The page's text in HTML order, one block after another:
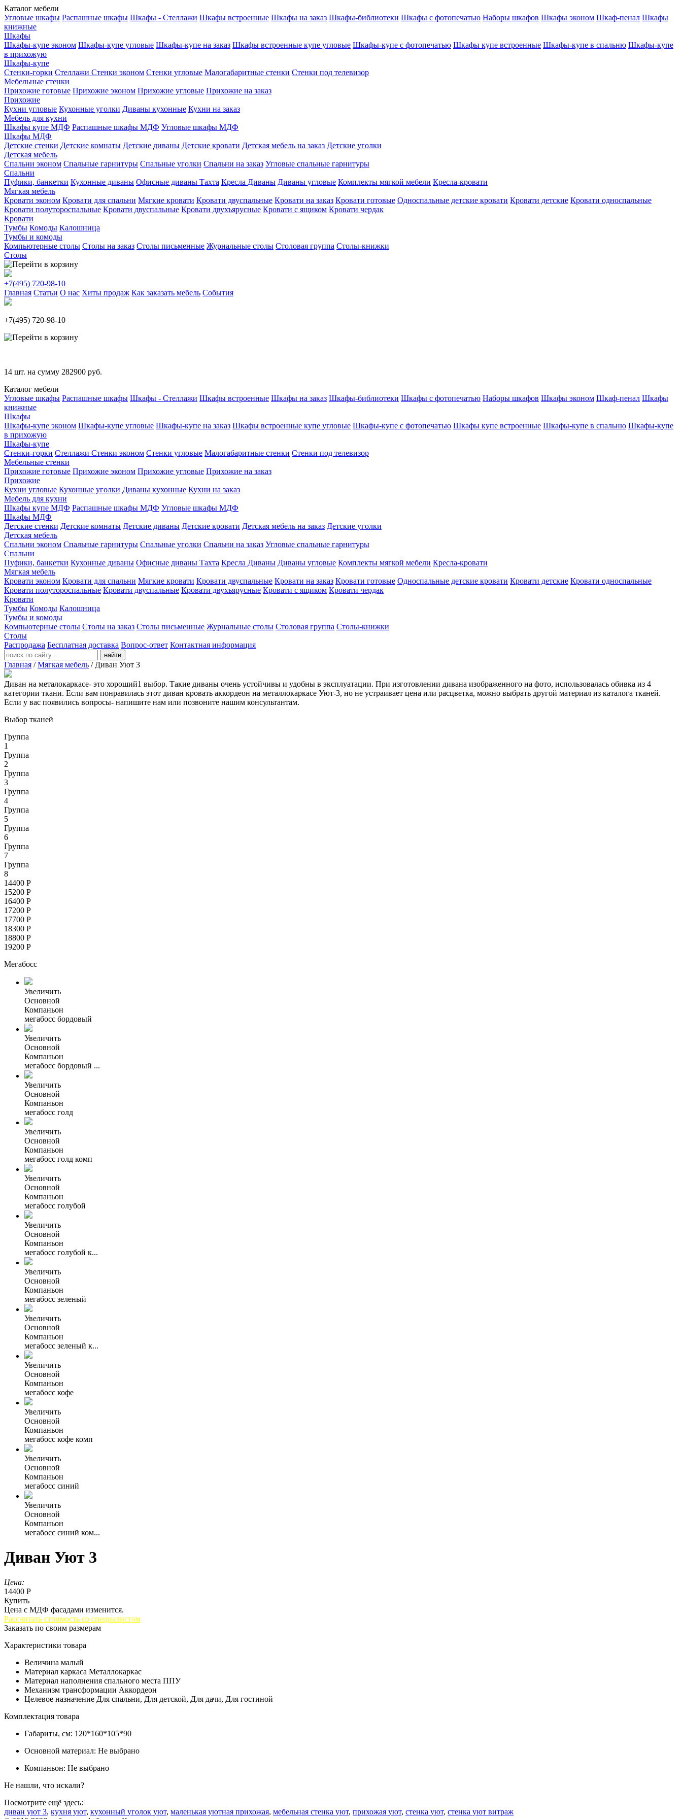
Каталог мебели
Угловые шкафы Распашные шкафы Шкафы - Стеллажи Шкафы встроенные Шкафы на заказ Шкафы-библиотеки Шкафы с фотопечатью Наборы шкафов Шкафы эконом Шкаф-пенал Шкафы
книжные
Шкафы
Шкафы-купе эконом Шкафы-купе угловые Шкафы-купе на заказ Шкафы встроенные купе угловые Шкафы-купе с фотопечатью Шкафы купе встроенные Шкафы-купе в спальню Шкафы-купе
в прихожую
Шкафы-купе
Стенки-горки Стеллажи Стенки эконом Стенки угловые Малогабаритные стенки Стенки под телевизор
Мебельные стенки
Прихожие готовые Прихожие эконом Прихожие угловые Прихожие на заказ
Прихожие
Кухни угловые Кухонные уголки Диваны кухонные Кухни на заказ
Мебель для кухни
Шкафы купе МДФ Распашные шкафы МДФ Угловые шкафы МДФ
Шкафы МДФ
Детские стенки Детские комнаты Детские диваны Детские кровати Детская мебель на заказ Детские уголки
Детская мебель
Спальни эконом Спальные гарнитуры Спальные уголки Спальни на заказ Угловые спальные гарнитуры
Спальни
Пуфики, банкетки Кухонные диваны Офисные диваны Тахта Кресла Диваны Диваны угловые Комплекты мягкой мебели Кресла-кровати
Мягкая мебель
Кровати эконом Кровати для спальни Мягкие кровати Кровати двуспальные Кровати на заказ Кровати готовые Односпальные детские кровати Кровати детские Кровати односпальные
Кровати полутороспальные Кровати двуспальные Кровати двухъярусные Кровати с ящиком Кровати чердак
Кровати
Тумбы Комоды Калошница
Тумбы и комоды
Компьютерные столы Столы на заказ Столы письменные Журнальные столы Столовая группа Столы-книжки
Столы
+7(495) 720-98-10
Главная Статьи О нас Хиты продаж Как заказать мебель События
+7(495) 720-98-10
14 шт. на сумму 282900 руб.
Каталог мебели
Угловые шкафы Распашные шкафы Шкафы - Стеллажи Шкафы встроенные Шкафы на заказ Шкафы-библиотеки Шкафы с фотопечатью Наборы шкафов Шкафы эконом Шкаф-пенал Шкафы
книжные
Шкафы
Шкафы-купе эконом Шкафы-купе угловые Шкафы-купе на заказ Шкафы встроенные купе угловые Шкафы-купе с фотопечатью Шкафы купе встроенные Шкафы-купе в спальню Шкафы-купе
в прихожую
Шкафы-купе
Стенки-горки Стеллажи Стенки эконом Стенки угловые Малогабаритные стенки Стенки под телевизор
Мебельные стенки
Прихожие готовые Прихожие эконом Прихожие угловые Прихожие на заказ
Прихожие
Кухни угловые Кухонные уголки Диваны кухонные Кухни на заказ
Мебель для кухни
Шкафы купе МДФ Распашные шкафы МДФ Угловые шкафы МДФ
Шкафы МДФ
Детские стенки Детские комнаты Детские диваны Детские кровати Детская мебель на заказ Детские уголки
Детская мебель
Спальни эконом Спальные гарнитуры Спальные уголки Спальни на заказ Угловые спальные гарнитуры
Спальни
Пуфики, банкетки Кухонные диваны Офисные диваны Тахта Кресла Диваны Диваны угловые Комплекты мягкой мебели Кресла-кровати
Мягкая мебель
Кровати эконом Кровати для спальни Мягкие кровати Кровати двуспальные Кровати на заказ Кровати готовые Односпальные детские кровати Кровати детские Кровати односпальные
Кровати полутороспальные Кровати двуспальные Кровати двухъярусные Кровати с ящиком Кровати чердак
Кровати
Тумбы Комоды Калошница
Тумбы и комоды
Компьютерные столы Столы на заказ Столы письменные Журнальные столы Столовая группа Столы-книжки
Столы
Распродажа Бесплатная доставка Вопрос-ответ Контактная информация
найти
Главная /Мягкая мебель / Диван Уют 3
Диван на металокаркасе- это хороший1 выбор. Такие диваны очень устойчивы и удобны в эксплуатации. При изготовлении дивана изображенного на фото, использовалась обивка из 4
категории ткани. Если вам понравилась этот диван кровать аккордеон на металлокаркасе Уют-3, но не устраивает цена или расцветка, можно выбрать другой материал из каталога тканей.
Если у вас появились вопросы- напишите нам или позвоните нашим консультантам.
Выбор тканей
Группа
1
Группа
2
Группа
3
Группа
4
Группа
5
Группа
6
Группа
7
Группа
8
14400 Р
15200 Р
16400 Р
17200 Р
17700 Р
18300 Р
18800 Р
19200 Р
Мегабосс
Увеличить
Основной
Компаньон
мегабосс бордовый
Увеличить
Основной
Компаньон
мегабосс бордовый ...
Увеличить
Основной
Компаньон
мегабосс голд
Увеличить
Основной
Компаньон
мегабосс голд комп
Увеличить
Основной
Компаньон
мегабосс голубой
Увеличить
Основной
Компаньон
мегабосс голубой к...
Увеличить
Основной
Компаньон
мегабосс зеленый
Увеличить
Основной
Компаньон
мегабосс зеленый к...
Увеличить
Основной
Компаньон
мегабосс кофе
Увеличить
Основной
Компаньон
мегабосс кофе комп
Увеличить
Основной
Компаньон
мегабосс синий
Увеличить
Основной
Компаньон
мегабосс синий ком...
Диван Уют 3
Цена:
14400 Р
Купить
Цена с МДФ фасадами изменится.
Рассчитать стоимость со специалистом
Заказать по своим размерам
Характеристики товара
Величина малый
Материал каркаса Металлокаркас
Материал наполнения спального места ППУ
Механизм трансформации Аккордеон
Целевое назначение Для спальни, Для детской, Для дачи, Для гостиной
Комплектация товара
Габариты, см: 120*160*105*90
Основной материал: Не выбрано
Компаньон: Не выбрано
Не нашли, что искали?
Посмотрите ещё здесь:
диван уют 3, кухня уют, кухонный уголок уют, маленькая уютная прихожая, мебельная стенка уют, прихожая уют, стенка уют, стенка уют витраж